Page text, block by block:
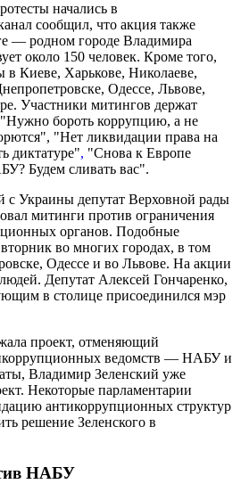
начались в
сообщил, что акция также
— родном городе Владимира
около 150 человек. Кроме того,
Киеве, Харькове, Николаеве,
Одессе, Львове,
Участники митингов держат
бороть коррупцию, а не
"Нет ликвидации права на
диктатуре", "Снова к Европе
Будем сливать вас".
с Украины депутат Верховной рады
митинги против ограничения
органов. Подобные
во многих городах, в том
Одессе и во Львове. На акции
Депутат Алексей Гончаренко,
в столице присоединился мэр
проект, отменяющий
ведомств — НАБУ и
Владимир Зеленский уже
Некоторые парламентарии
антикоррупционных структур
решение Зеленского в
НАБУ